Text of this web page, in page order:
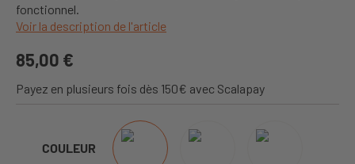
fonctionnel.
Voir la description de l'article
85,00 €
Payez en plusieurs fois dès 150€ avec Scalapay
COULEUR